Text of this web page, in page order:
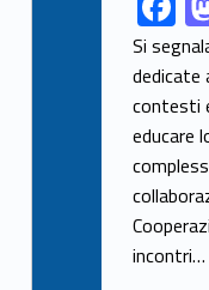
e
b
o
o
k
Si
dedicate
contesti
educare
incontri…